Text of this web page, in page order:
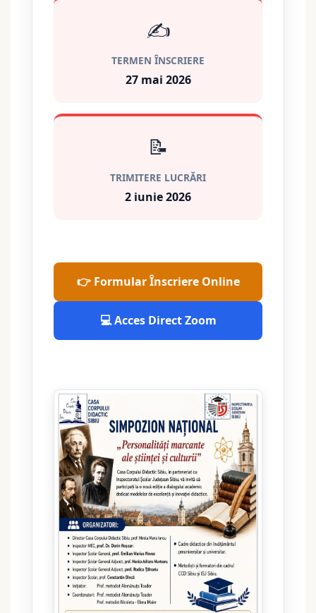
✍️
TERMEN ÎNSCRIERE
27 mai 2026
📝
TRIMITERE LUCRĂRI
2 iunie 2026
👉 Formular Înscriere Online
💻 Acces Direct Zoom